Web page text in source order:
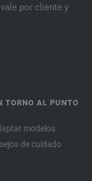
por cliente y
TORNO AL PUNTO
modelos
de cuidado